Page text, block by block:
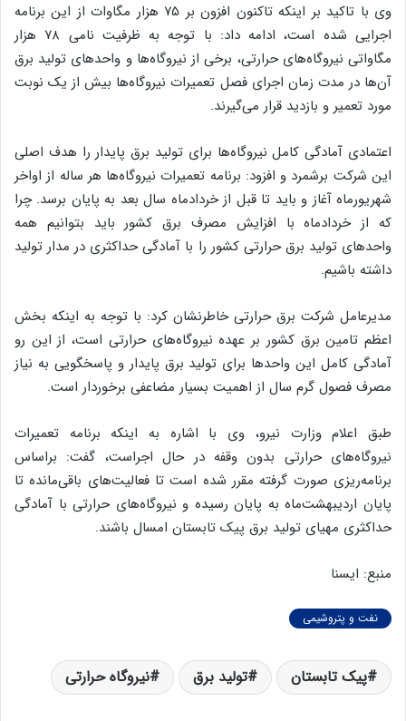
وی با تاکید بر اینکه تاکنون افزون بر ۷۵ هزار مگاوات از این برنامه
اجرایی شده است، ادامه داد: با توجه به ظرفیت نامی ۷۸ هزار
مگاواتی نیروگاه‌های حرارتی، برخی از نیروگاه‌ها و واحدهای تولید برق
آن‌ها در مدت زمان اجرای فصل تعمیرات نیروگاه‌ها بیش از یک نوبت
مورد تعمیر و بازدید قرار می‌گیرند.
اعتمادی آمادگی کامل نیروگاه‌ها برای تولید برق پایدار را هدف اصلی
این شرکت برشمرد و افزود: برنامه تعمیرات نیروگاه‌ها هر ساله از اواخر
شهریورماه آغاز و باید تا قبل از خردادماه سال بعد به پایان برسد. چرا
که از خردادماه با افزایش مصرف برق کشور باید بتوانیم همه
واحدهای تولید برق حرارتی کشور را با آمادگی حداکثری در مدار تولید
داشته باشیم.
مدیرعامل شرکت برق حرارتی خاطرنشان کرد: با توجه به اینکه بخش
اعظم تامین برق کشور بر عهده نیروگاه‌های حرارتی است، از این رو
آمادگی کامل این واحدها برای تولید برق پایدار و پاسخگویی به نیاز
مصرف فصول گرم سال از اهمیت بسیار مضاعفی برخوردار است.
طبق اعلام وزارت نیرو، وی با اشاره به اینکه برنامه‌ تعمیرات
نیروگاه‌های حرارتی بدون وقفه در حال اجراست، گفت: براساس
برنامه‌ریزی صورت گرفته مقرر شده است تا فعالیت‌های باقی‌مانده تا
پایان اردیبهشت‌ماه به پایان رسیده و نیروگاه‌های حرارتی با آمادگی
حداکثری مهیای تولید برق پیک تابستان امسال باشند.
منبع: ایسنا
نفت و پتروشیمی
پیک تابستان تولید برق نیروگاه حرارتی